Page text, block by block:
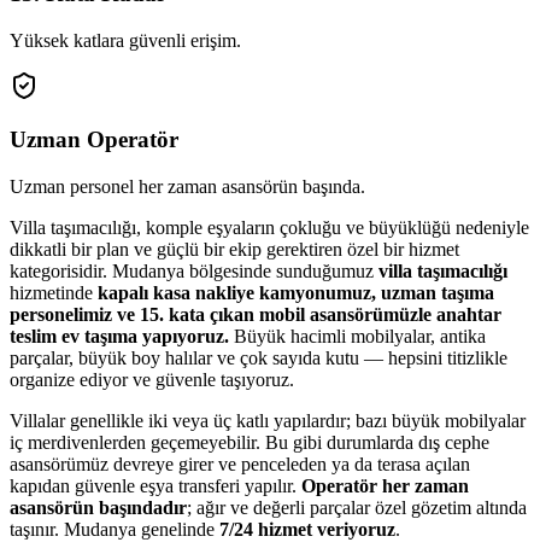
Yüksek katlara güvenli erişim.
Uzman Operatör
Uzman personel her zaman asansörün başında.
Villa taşımacılığı, komple eşyaların çokluğu ve büyüklüğü nedeniyle
dikkatli bir plan ve güçlü bir ekip gerektiren özel bir hizmet
kategorisidir. Mudanya bölgesinde sunduğumuz villa taşımacılığı
hizmetinde kapalı kasa nakliye kamyonumuz, uzman taşıma
personelimiz ve 15. kata çıkan mobil asansörümüzle anahtar
teslim ev taşıma yapıyoruz. Büyük hacimli mobilyalar, antika
parçalar, büyük boy halılar ve çok sayıda kutu — hepsini titizlikle
organize ediyor ve güvenle taşıyoruz.
Villalar genellikle iki veya üç katlı yapılardır; bazı büyük mobilyalar
iç merdivenlerden geçemeyebilir. Bu gibi durumlarda dış cephe
asansörümüz devreye girer ve penceleden ya da terasa açılan
kapıdan güvenle eşya transferi yapılır. Operatör her zaman
asansörün başındadır; ağır ve değerli parçalar özel gözetim altında
taşınır. Mudanya genelinde 7/24 hizmet veriyoruz.